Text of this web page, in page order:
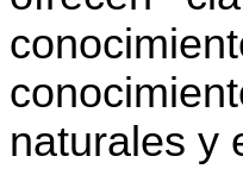
naturales y